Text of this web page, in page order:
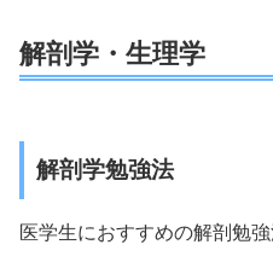
解剖学・生理学
解剖学勉強法
医学生におすすめの解剖勉強